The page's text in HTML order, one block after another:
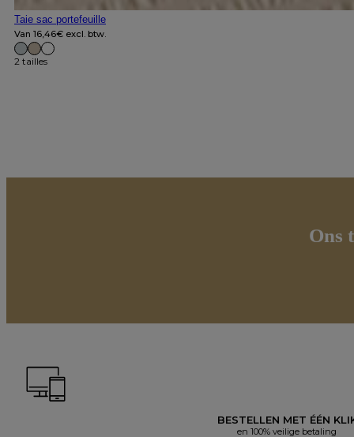
Taie sac portefeuille
Van 16,46€ excl. btw.
2 tailles
Ons
BESTELLEN MET ÉÉN
en 100% veilige betaling